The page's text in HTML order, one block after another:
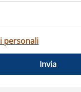
personali
Invia